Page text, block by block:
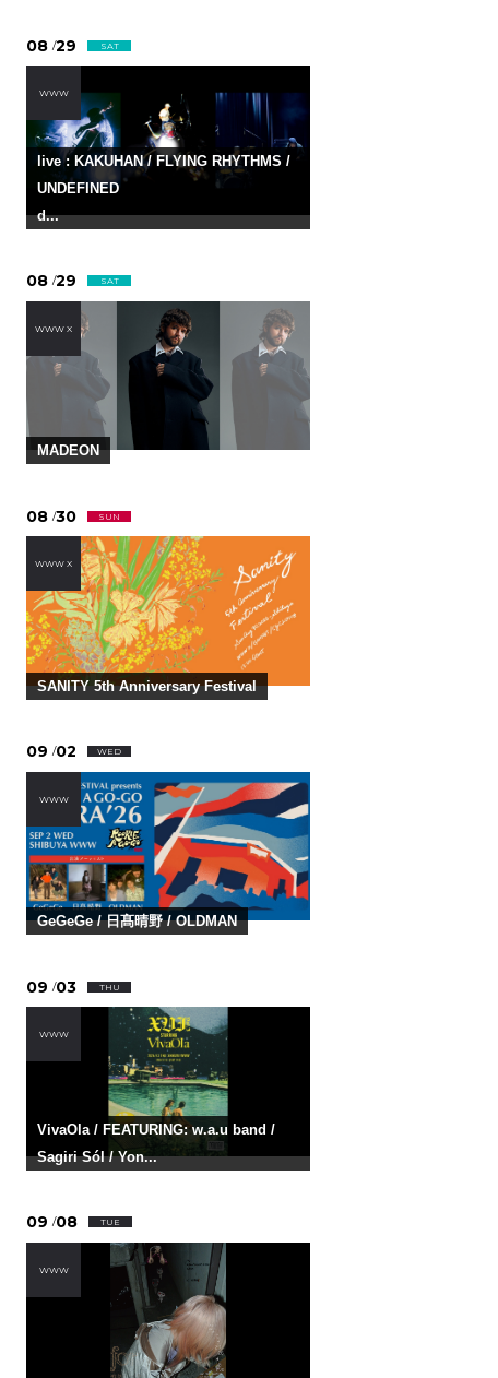
08 /29 SAT
WWW
live : KAKUHAN / FLYING RHYTHMS /
UNDEFINED
d...
08 /29 SAT
WWW X
MADEON
08 /30 SUN
WWW X
SANITY 5th Anniversary Festival
09 /02 WED
WWW
GeGeGe / 日髙晴野 / OLDMAN
09 /03 THU
WWW
VivaOla / FEATURING: w.a.u band /
Sagiri Sól / Yon...
09 /08 TUE
WWW